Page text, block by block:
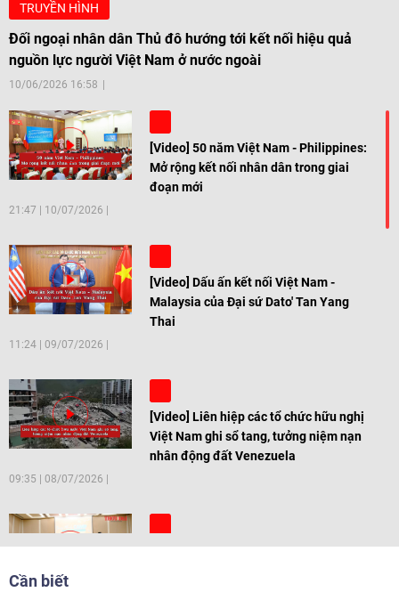
TRUYỀN HÌNH
Đối ngoại nhân dân Thủ đô hướng tới kết nối hiệu quả
nguồn lực người Việt Nam ở nước ngoài
10/06/2026 16:58
[Video] 50 năm Việt Nam - Philippines:
Mở rộng kết nối nhân dân trong giai
đoạn mới
21:47 10/07/2026
[Video] Dấu ấn kết nối Việt Nam -
Malaysia của Đại sứ Dato' Tan Yang
Thai
11:24 09/07/2026
[Video] Liên hiệp các tổ chức hữu nghị
Việt Nam ghi sổ tang, tưởng niệm nạn
nhân động đất Venezuela
09:35 08/07/2026
[Video] Trẻ em Đông Á cùng kiến tạo
Cần biết